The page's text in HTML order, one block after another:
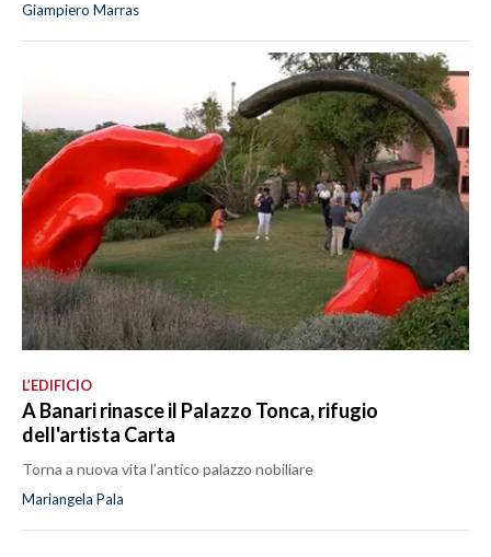
Giampiero Marras
L’EDIFICIO
A Banari rinasce il Palazzo Tonca, rifugio
dell'artista Carta
Torna a nuova vita l’antico palazzo nobiliare
Mariangela Pala